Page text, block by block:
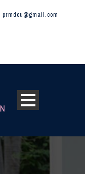
prmdcu@gmail.com